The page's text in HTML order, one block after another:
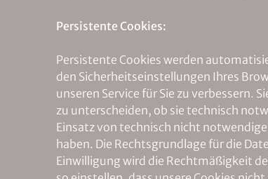
Persistente Cookies:
Persistente Cookies werden
den Sicherheitseinstellungen Ihres
unseren Service für Sie zu verbessern.
zu unterscheiden, ob sie technisch
Einsatz von technisch nicht
haben. Die Rechtsgrundlage für die
Einwilligung wird die Rechtmäßigkeit